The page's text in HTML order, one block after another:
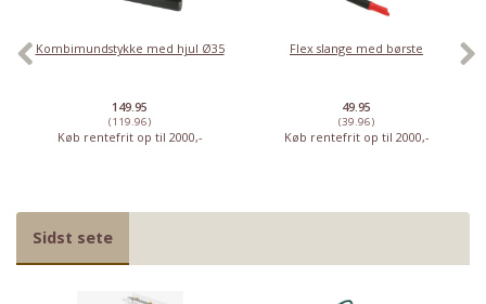
Kombimundstykke med hjul Ø35
149.95
(119.96)
Køb rentefrit op til 2000,-
Flex slange med børste
49.95
(39.96)
Køb rentefrit op til 2000,-
Sidst sete